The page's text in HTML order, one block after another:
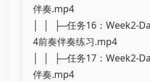
伴奏.mp4
│ │ ├─任务16：Week2-
4前奏伴奏练习.mp4
│ │ ├─任务17：Week2-
伴奏.mp4